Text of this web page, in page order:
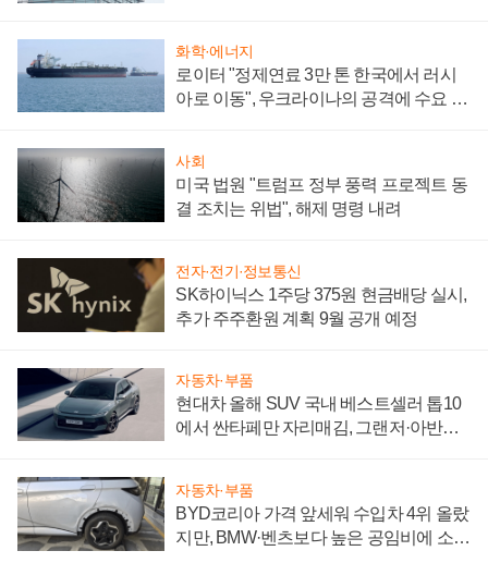
화학·에너지
로이터 "정제연료 3만 톤 한국에서 러시
아로 이동", 우크라이나의 공격에 수요 늘
사회
미국 법원 "트럼프 정부 풍력 프로젝트 동
결 조치는 위법", 해제 명령 내려
전자·전기·정보통신
SK하이닉스 1주당 375원 현금배당 실시,
추가 주주환원 계획 9월 공개 예정
자동차·부품
현대차 올해 SUV 국내 베스트셀러 톱10
에서 싼타페만 자리매김, 그랜저·아반떼
자동차·부품
BYD코리아 가격 앞세워 수입차 4위 올랐
지만, BMW·벤츠보다 높은 공임비에 소비